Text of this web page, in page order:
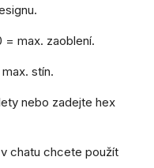
= max. zaoblení.
stín.
nebo zadejte hex
chatu chcete použít